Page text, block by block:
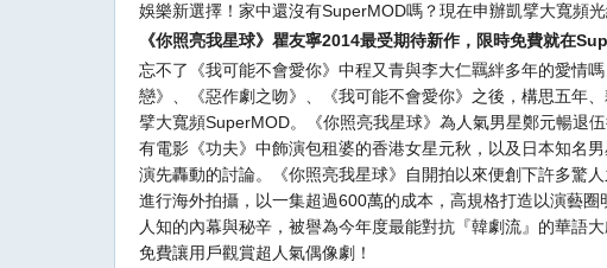
娛樂新選擇！家中還沒有SuperMOD嗎？現在申辦凱擘大寬頻
《你照亮我星球》瞿友寧2014最受期待新作，限時免費就在
忘不了《我可能不會愛你》中程又青與李大仁羈絆多年的愛情
戀》、《惡作劇之吻》、《我可能不會愛你》之後，構思五年
擘大寬頻SuperMOD。《你照亮我星球》為人氣男星鄭元暢退
有電影《功夫》中飾演包租婆的香港女星元秋，以及日本知名
演先轟動的討論。《你照亮我星球》自開拍以來便創下許多驚
進行海外拍攝，以一集超過600萬的成本，高規格打造以演藝
人知的內幕與秘辛，被譽為今年度最能對抗『韓劇流』的華語
免費讓用戶觀賞超人氣偶像劇！